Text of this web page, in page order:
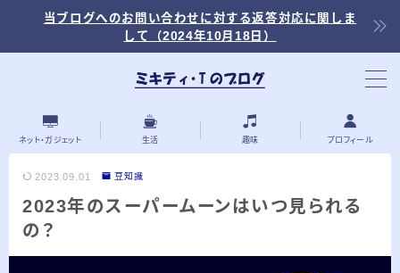
当ブログへのお問い合わせに対する返答対応に関しま
して（2024年10月18日）
最近の投稿
ネット・ガジェット 生活 趣味 プロフィール
2023.09.01 豆知識
2023年のスーパームーンはいつ見られる
の？